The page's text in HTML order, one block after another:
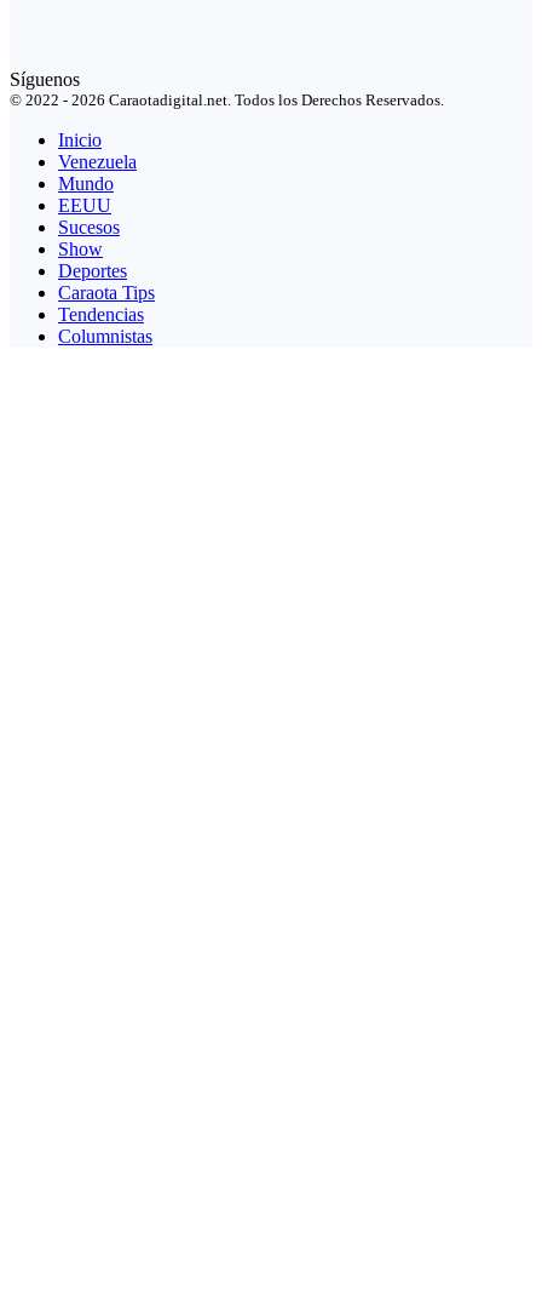
Síguenos
© 2022 - 2026 Caraotadigital.net. Todos los Derechos Reservados.
Inicio
Venezuela
Mundo
EEUU
Sucesos
Show
Deportes
Caraota Tips
Tendencias
Columnistas